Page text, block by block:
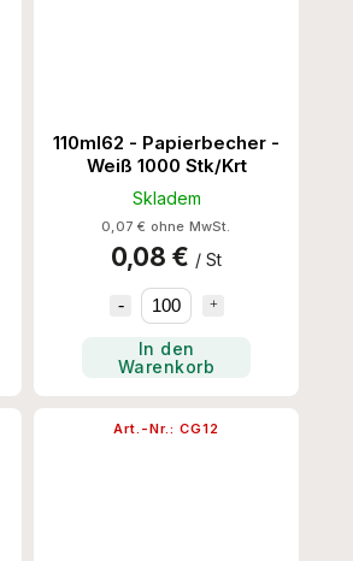
110ml62 - Papierbecher -
Weiß 1000 Stk/Krt
Skladem
0,07 € ohne MwSt.
0,08 € / St
In den
Warenkorb
Art.-Nr.: CG12